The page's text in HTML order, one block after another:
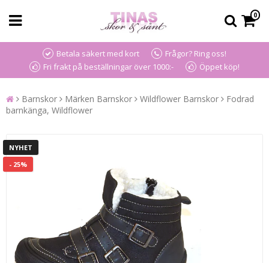
0
Betala säkert med kort
Frågor? Ring oss!
Fri frakt på beställningar över 1000:-
Öppet köp!
Barnskor Märken Barnskor Wildflower Barnskor
Fodrad
barnkänga, Wildflower
NYHET
- 25%